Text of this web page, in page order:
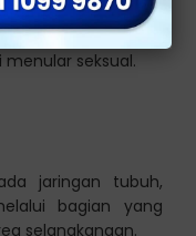
bisa terjadi
seperti infeksi
seksual.
jaringan tubuh,
bagian yang
selangkangan.